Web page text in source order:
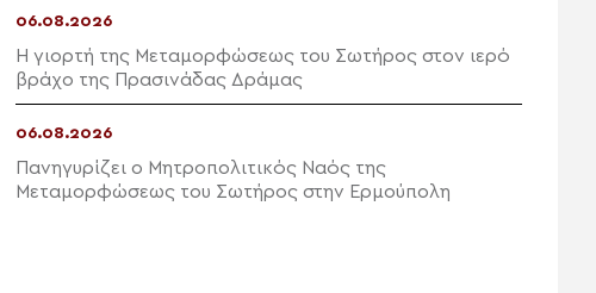
06.08.2026
Η γιορτή της Μεταμορφώσεως του Σωτήρος στον ιερό
βράχο της Πρασινάδας Δράμας
06.08.2026
Πανηγυρίζει ο Μητροπολιτικός Ναός της
Μεταμορφώσεως του Σωτήρος στην Ερμούπολη